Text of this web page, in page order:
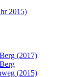
2015)
(2017)
(2015)